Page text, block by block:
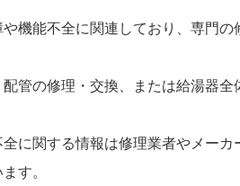
機能不全に関連しており、専門
管の修理・交換、または給湯器全
に関する情報は修理業者やメー
す。